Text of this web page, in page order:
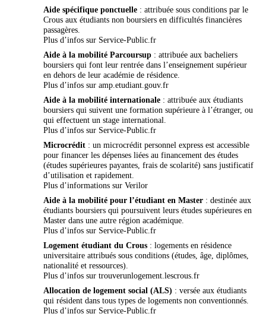
Aide spécifique ponctuelle : attribuée sous conditions par le
Crous aux étudiants non boursiers en difficultés financières
passagères.
Plus d’infos sur Service-Public.fr
Aide à la mobilité Parcoursup : attribuée aux bacheliers
boursiers qui font leur rentrée dans l’enseignement supérieur
en dehors de leur académie de résidence.
Plus d’infos sur amp.etudiant.gouv.fr
Aide à la mobilité internationale : attribuée aux étudiants
boursiers qui suivent une formation supérieure à l’étranger, ou
qui effectuent un stage international.
Plus d’infos sur Service-Public.fr
Microcrédit : un microcrédit personnel express est accessible
pour financer les dépenses liées au financement des études
(études supérieures payantes, frais de scolarité) sans justificatif
d’utilisation et rapidement.
Plus d’informations sur Verilor
Aide à la mobilité pour l’étudiant en Master : destinée aux
étudiants boursiers qui poursuivent leurs études supérieures en
Master dans une autre région académique.
Plus d’infos sur Service-Public.fr
Logement étudiant du Crous : logements en résidence
universitaire attribués sous conditions (études, âge, diplômes,
nationalité et ressources).
Plus d’infos sur trouverunlogement.lescrous.fr
Allocation de logement social (ALS) : versée aux étudiants
qui résident dans tous types de logements non conventionnés.
Plus d’infos sur Service-Public.fr